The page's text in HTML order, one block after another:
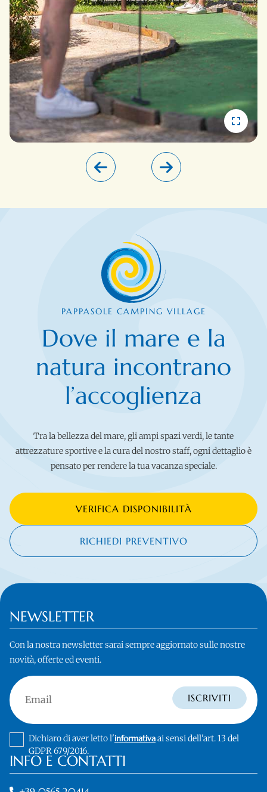
Dove il mare e la
natura incontrano
l’accoglienza
PAPPASOLE CAMPING VILLAGE
Tra la bellezza del mare, gli ampi spazi verdi, le tante
attrezzature sportive e la cura del nostro staff, ogni dettaglio è
pensato per rendere la tua vacanza speciale.
VERIFICA DISPONIBILITÀ
RICHIEDI PREVENTIVO
NEWSLETTER
Con la nostra newsletter sarai sempre aggiornato sulle nostre
novità, offerte ed eventi.
ISCRIVITI
Dichiaro di aver letto l'informativaai sensi dell'art. 13 del
GDPR 679/2016.
INFO E CONTATTI